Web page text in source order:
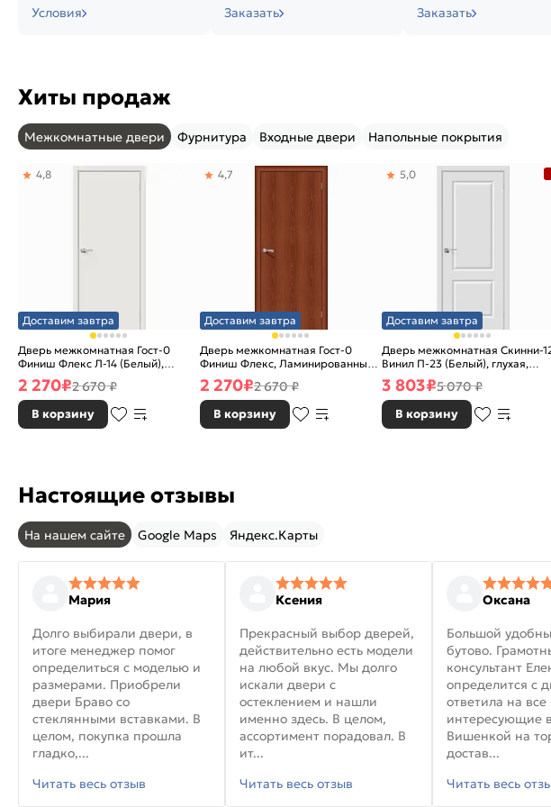
Условия Заказать Заказать
Хиты продаж
Межкомнатные двери Фурнитура Входные двери Напольные покрытия
Доставим завтра
Дверь межкомнатная Гост-0
Финиш Флекс Л-14 (Белый),
глухая, каркасно-щитовая
4,8
2 270₽2 670 ₽
В корзину
Доставим завтра
Дверь межкомнатная Гост-0
Финиш Флекс, Ламинированные
Л-11 (ИталОрех), глухая,
каркасно-щитовая
4,7
2 270₽2 670 ₽
В корзину
Доставим завтра
Дверь межкомнатная Скинни-
Винил П-23 (Белый), глухая,
скиновая
5,0
3 803₽5 070 ₽
В корзину
Настоящие отзывы
На нашем сайте Google Maps Яндекс.Карты
Мария
Долго выбирали двери, в
итоге менеджер помог
определиться с моделью и
размерами. Приобрели
двери Браво со
стеклянными вставками. В
целом, покупка прошла
гладко,...
Читать весь отзыв
Ксения
Прекрасный выбор дверей,
действительно есть модели
на любой вкус. Мы долго
искали двери с
остеклением и нашли
именно здесь. В целом,
ассортимент порадовал. В
ит...
Читать весь отзыв
Оксана
Большой
бутово.
консультант
определится с
ответила на все
интересующие
Вишенкой на
достав...
Читать весь